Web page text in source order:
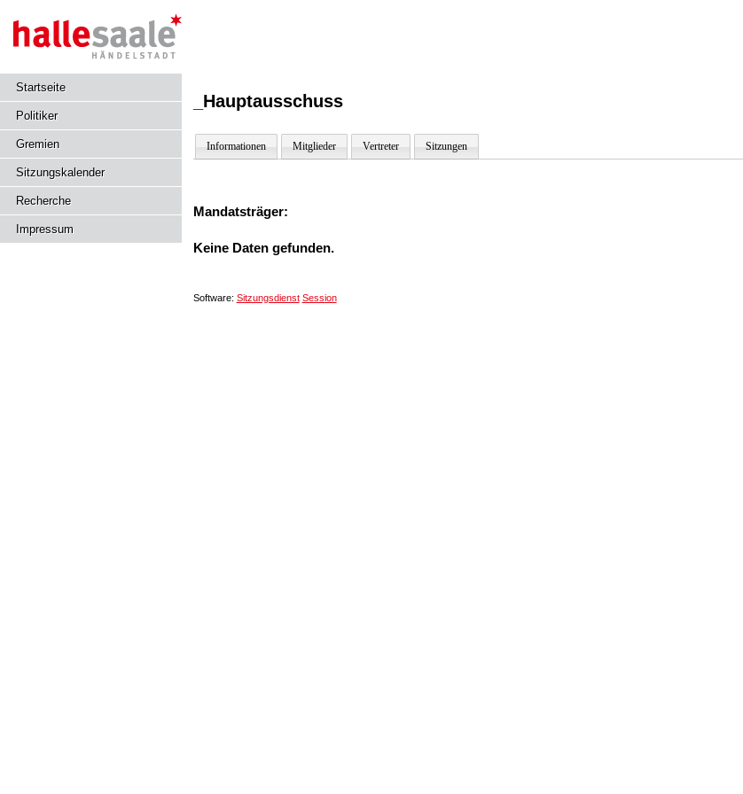
Startseite
Politiker
Gremien
Sitzungskalender
Recherche
Impressum
_Hauptausschuss
Informationen Mitglieder Vertreter Sitzungen
Mandatsträger:
Keine Daten gefunden.
Software: Sitzungsdienst Session